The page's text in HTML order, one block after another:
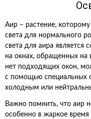
Аир – растение,
света для нормального
света для аира является
на окнах, обращенных на
нет подходящих окон,
с помощью специальных
холодным или
Важно помнить, что аир
особенно в жаркое